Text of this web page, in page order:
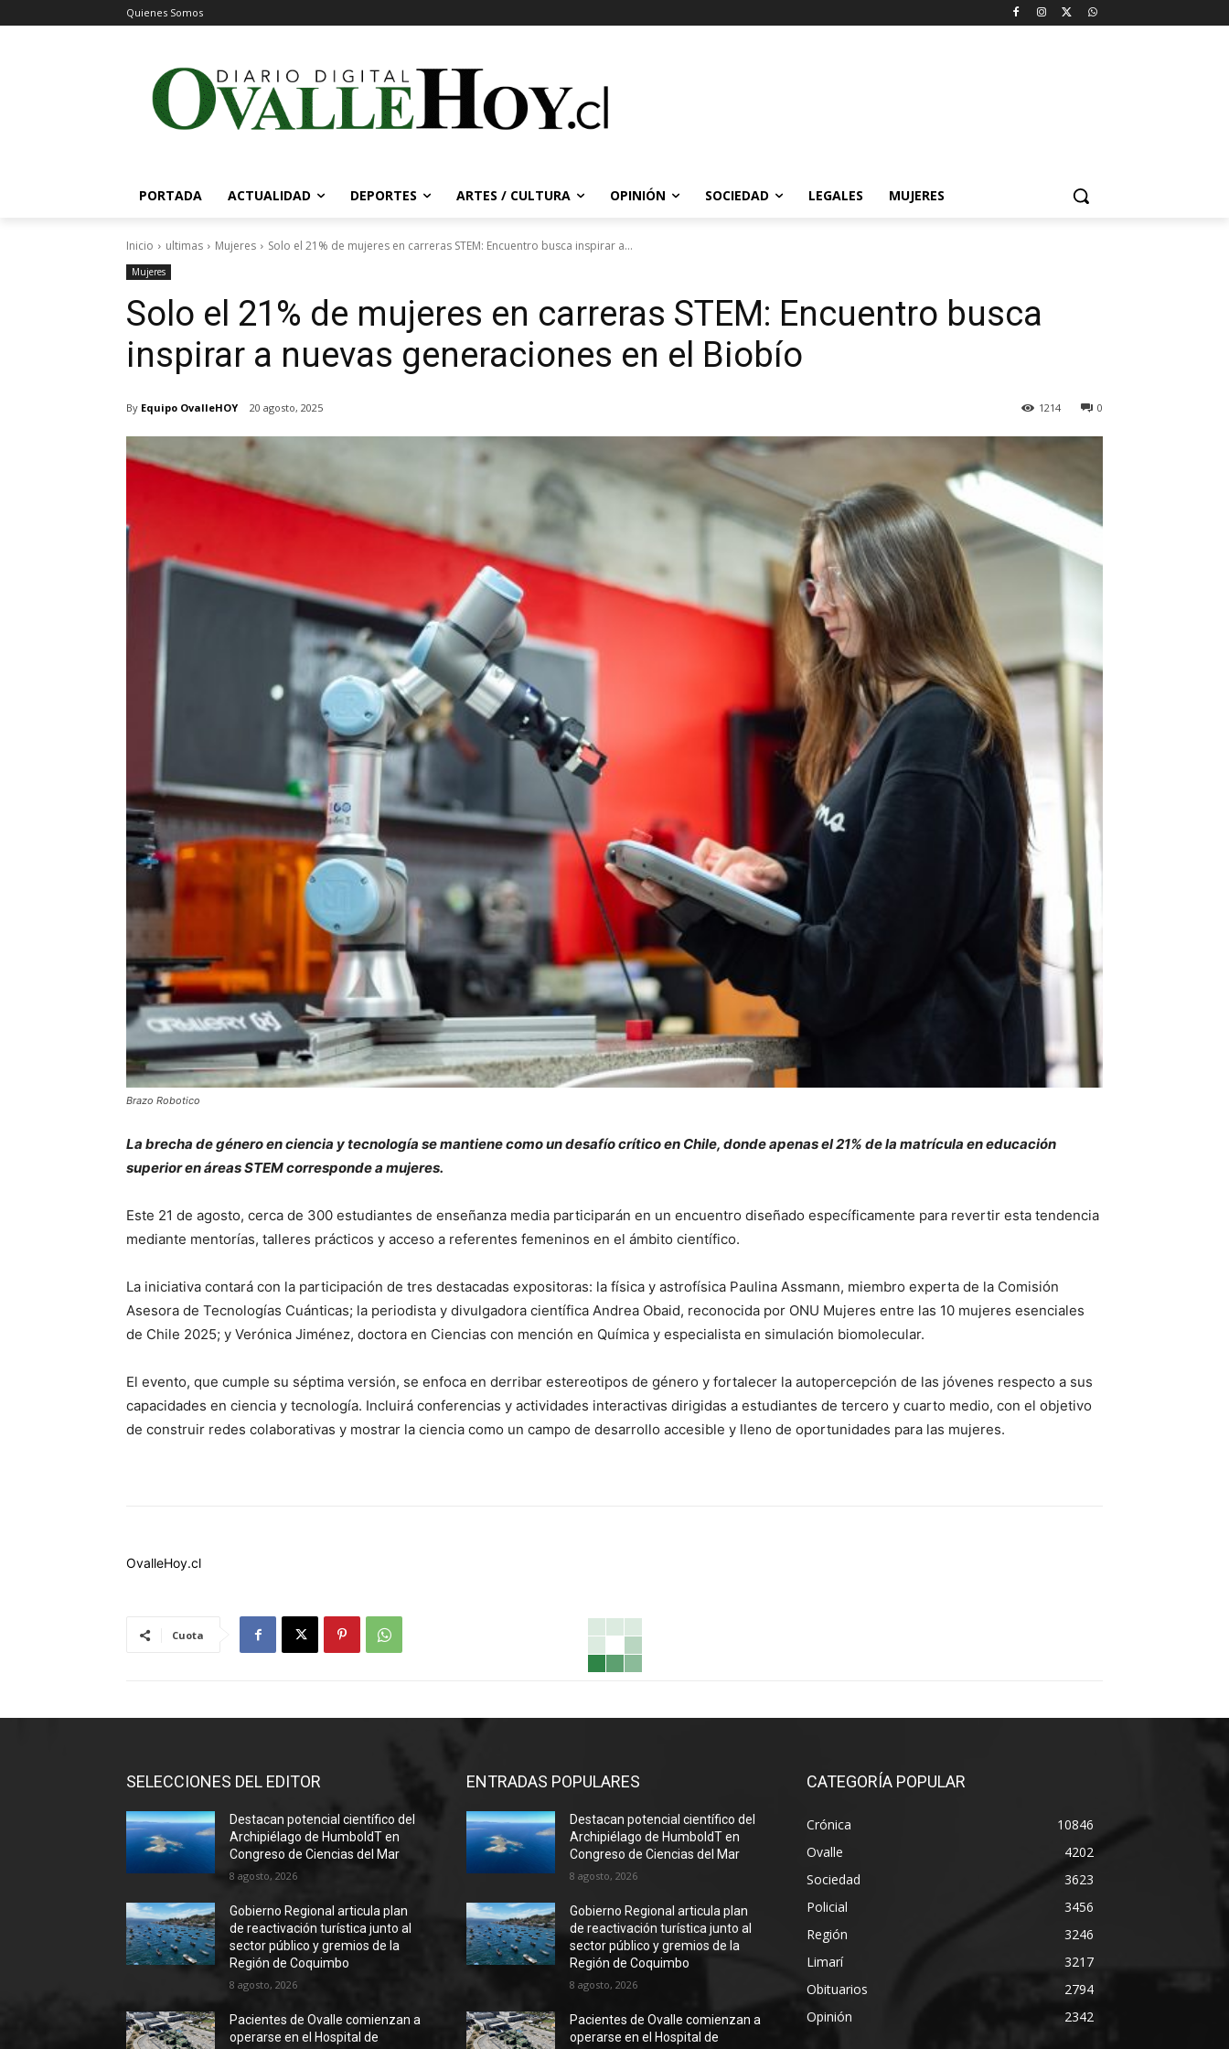
Quienes Somos
PORTADA ACTUALIDAD DEPORTES ARTES / CULTURA OPINIÓN SOCIEDAD LEGALES MUJERES
Inicio ultimas Mujeres Solo el 21% de mujeres en carreras STEM: Encuentro busca inspirar a...
Mujeres
Solo el 21% de mujeres en carreras STEM: Encuentro busca
inspirar a nuevas generaciones en el Biobío
By Equipo OvalleHOY 20 agosto, 2025 0
1214
Brazo Robotico
La brecha de género en ciencia y tecnología se mantiene como un desafío crítico en Chile, donde apenas el 21% de la matrícula en educación
superior en áreas STEM corresponde a mujeres.
Este 21 de agosto, cerca de 300 estudiantes de enseñanza media participarán en un encuentro diseñado específicamente para revertir esta tendencia
mediante mentorías, talleres prácticos y acceso a referentes femeninos en el ámbito científico.
La iniciativa contará con la participación de tres destacadas expositoras: la física y astrofísica Paulina Assmann, miembro experta de la Comisión
Asesora de Tecnologías Cuánticas; la periodista y divulgadora científica Andrea Obaid, reconocida por ONU Mujeres entre las 10 mujeres esenciales
de Chile 2025; y Verónica Jiménez, doctora en Ciencias con mención en Química y especialista en simulación biomolecular.
El evento, que cumple su séptima versión, se enfoca en derribar estereotipos de género y fortalecer la autopercepción de las jóvenes respecto a sus
capacidades en ciencia y tecnología. Incluirá conferencias y actividades interactivas dirigidas a estudiantes de tercero y cuarto medio, con el objetivo
de construir redes colaborativas y mostrar la ciencia como un campo de desarrollo accesible y lleno de oportunidades para las mujeres.
OvalleHoy.cl
Cuota
SELECCIONES DEL EDITOR
Destacan potencial científico del
Archipiélago de HumboldT en
Congreso de Ciencias del Mar
8 agosto, 2026
Gobierno Regional articula plan
de reactivación turística junto al
sector público y gremios de la
Región de Coquimbo
8 agosto, 2026
Pacientes de Ovalle comienzan a
operarse en el Hospital de
ENTRADAS POPULARES
Destacan potencial científico del
Archipiélago de HumboldT en
Congreso de Ciencias del Mar
8 agosto, 2026
Gobierno Regional articula plan
de reactivación turística junto al
sector público y gremios de la
Región de Coquimbo
8 agosto, 2026
Pacientes de Ovalle comienzan a
operarse en el Hospital de
CATEGORÍA POPULAR
Crónica
10846
Ovalle
4202
Sociedad
3623
Policial
3456
Región
3246
Limarí
3217
Obituarios
2794
Opinión
2342